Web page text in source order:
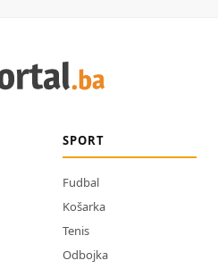
SPORT
Fudbal
Košarka
Tenis
Odbojka